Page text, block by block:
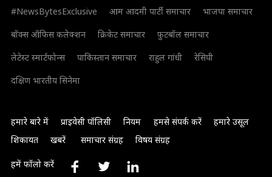
#NewsBytesExclusive
आम आदमी पार्टी समाचार
भाजपा समाचार
बॉक्स ऑफिस कलेक्शन
क्रिकेट समाचार
फुटबॉल समाचार
लेटेस्ट स्मार्टफोन्स
पाकिस्तान समाचार राहुल गांधी
रेसिपी
दक्षिण भारतीय सिनेमा
हमारे बारे में प्राइवेसी पॉलिसी नियम हमसे संपर्क करें
हमारे उसूल
शिकायत
खबरें समाचार संग्रह विषय संग्रह
हमें फॉलो करें